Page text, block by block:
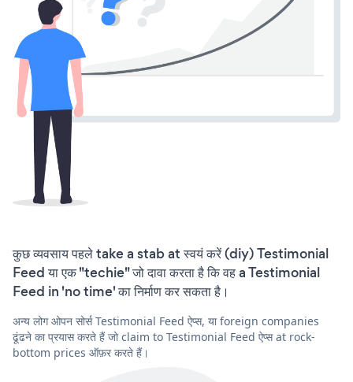
कुछ व्यवसाय पहले take a stab at स्वयं करें (diy) Testimonial
Feed या एक "techie" जो दावा करता है कि वह a Testimonial
Feed in 'no time' का निर्माण कर सकता है।
अन्य लोग ओपन सोर्स Testimonial Feed ऐप्स, या foreign companies
ढूंढने का प्रयास करते हैं जो claim to Testimonial Feed ऐप्स at rock-
bottom prices ऑफ़र करते हैं।